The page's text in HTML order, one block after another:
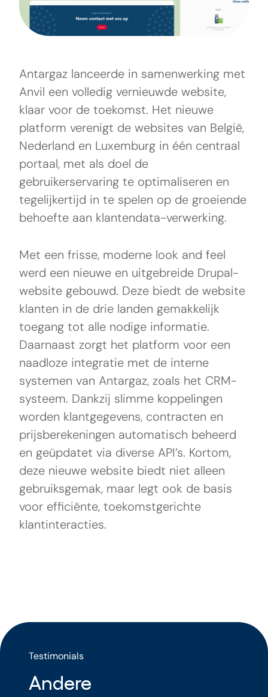
Antargaz lanceerde in samenwerking met
Anvil een volledig vernieuwde website,
klaar voor de toekomst. Het nieuwe
platform verenigt de websites van België,
Nederland en Luxemburg in één centraal
portaal, met als doel de
gebruikerservaring te optimaliseren en
tegelijkertijd in te spelen op de groeiende
behoefte aan klantendata-verwerking.
Met een frisse, moderne look and feel
werd een nieuwe en uitgebreide Drupal-
website gebouwd. Deze biedt de website
klanten in de drie landen gemakkelijk
toegang tot alle nodige informatie.
Daarnaast zorgt het platform voor een
naadloze integratie met de interne
systemen van Antargaz, zoals het CRM-
systeem. Dankzij slimme koppelingen
worden klantgegevens, contracten en
prijsberekeningen automatisch beheerd
en geüpdatet via diverse API’s. Kortom,
deze nieuwe website biedt niet alleen
gebruiksgemak, maar legt ook de basis
voor efficiënte, toekomstgerichte
klantinteracties.
Testimonials
Andere